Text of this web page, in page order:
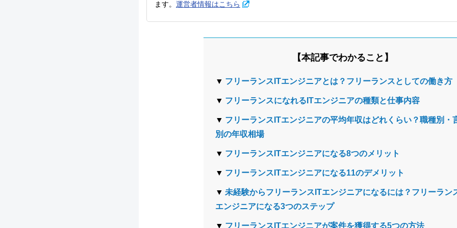
ます。 運営者情報はこちら
本記事でわかること
フリーランスITエンジニアとは？フリーランスとしての働き方
フリーランスになれるITエンジニアの種類と仕事内容
フリーランスITエンジニアの平均年収はどれくらい？職種別・
別の年収相場
フリーランスITエンジニアになる8つのメリット
フリーランスITエンジニアになる11のデメリット
未経験からフリーランスITエンジニアになるには？フリーラン
エンジニアになる3つのステップ
フリーランスITエンジニアが案件を獲得する5つの方法